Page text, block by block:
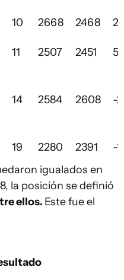
10 2668 2468
11 2507 2451
14 2584 2608 -
19 2280 2391
-
igualados en
la posición se definió
ellos. Este fue el